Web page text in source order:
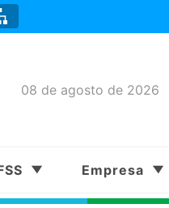
08 de agosto de 2026
Empresa